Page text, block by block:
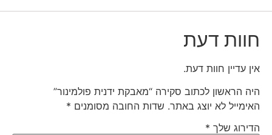
חוות דעת
אין עדיין חוות דעת.
היה הראשון לכתוב סקירה “מאבקת ידנית פולמינור”
האימייל לא יוצג באתר. שדות החובה מסומנים *
הדירוג שלך *